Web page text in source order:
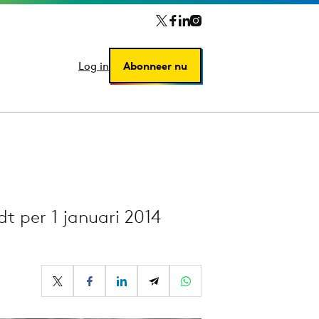
Log in Abonneer nu
Log in Abonneer nu
per 1 januari 2014